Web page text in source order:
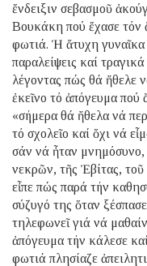
ἔνδειξιν σεβασμοῦ
Βουκάκη πού ἔχασε τόν
φωτιά. Ἡ ἄτυχη γυναῖκα
παραλείψεις καί
λέγοντας πώς θά ἤθελε
ἐκεῖνο τό ἀπόγευμα πού
«σήμερα θά ἤθελα νά
τό σχολεῖο καί ὄχι νά
σάν νά ἦταν
νεκρῶν, τῆς Ἐβίτας,
εἶπε πώς παρά τήν
σύζυγό της ὅταν
τηλεφωνεῖ γιά νά
ἀπόγευμα τήν κάλεσε
φωτιά πλησίαζε